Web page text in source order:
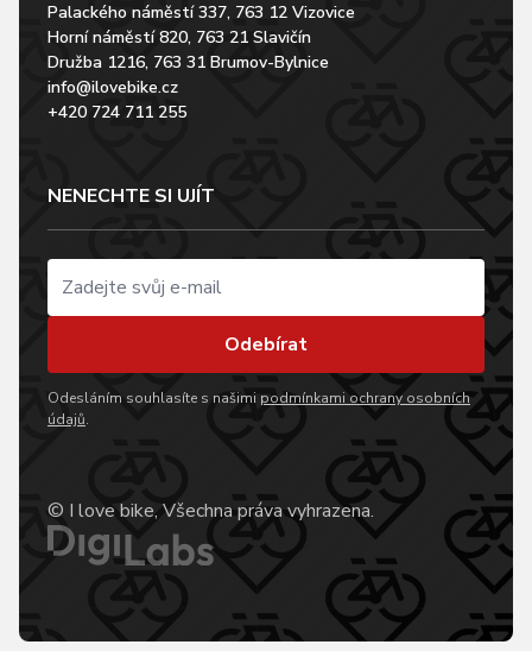
Palackého náměstí 337, 763 12 Vizovice
Horní náměstí 820, 763 21 Slavičín
Družba 1216, 763 31 Brumov-Bylnice
info@ilovebike.cz
+420 724 711 255
NENECHTE SI UJÍT
Odebírat
Odesláním souhlasíte s našimi podmínkami ochrany osobních
údajů.
© I love bike, Všechna práva vyhrazena.